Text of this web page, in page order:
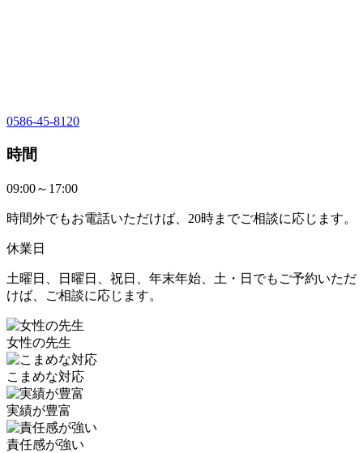
0586-45-8120
時間
09:00～17:00
時間外でもお電話いただけば、20時までご相談に応じます。
休業日
土曜日、日曜日、祝日、年末年始、土・日でもご予約いただ
けば、ご相談に応じます。
女性の先生
こまめな対応
実績が豊富
責任感が強い